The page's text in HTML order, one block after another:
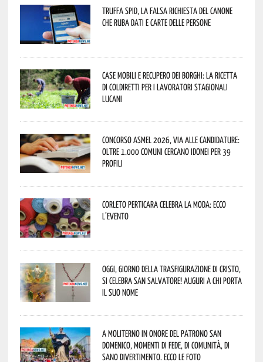
Truffa Spid, la falsa richiesta del canone
che ruba dati e carte delle persone
Case mobili e recupero dei borghi: la ricetta
di Coldiretti per i lavoratori stagionali
lucani
Concorso Asmel 2026, via alle candidature:
oltre 1.000 Comuni cercano idonei per 39
profili
Corleto Perticara celebra la moda: ecco
l’evento
Oggi, giorno della Trasfigurazione di Cristo,
si celebra San Salvatore! Auguri a chi porta
il suo nome
A Moliterno in onore del Patrono San
Domenico, momenti di fede, di comunità, di
sano divertimento. Ecco le foto